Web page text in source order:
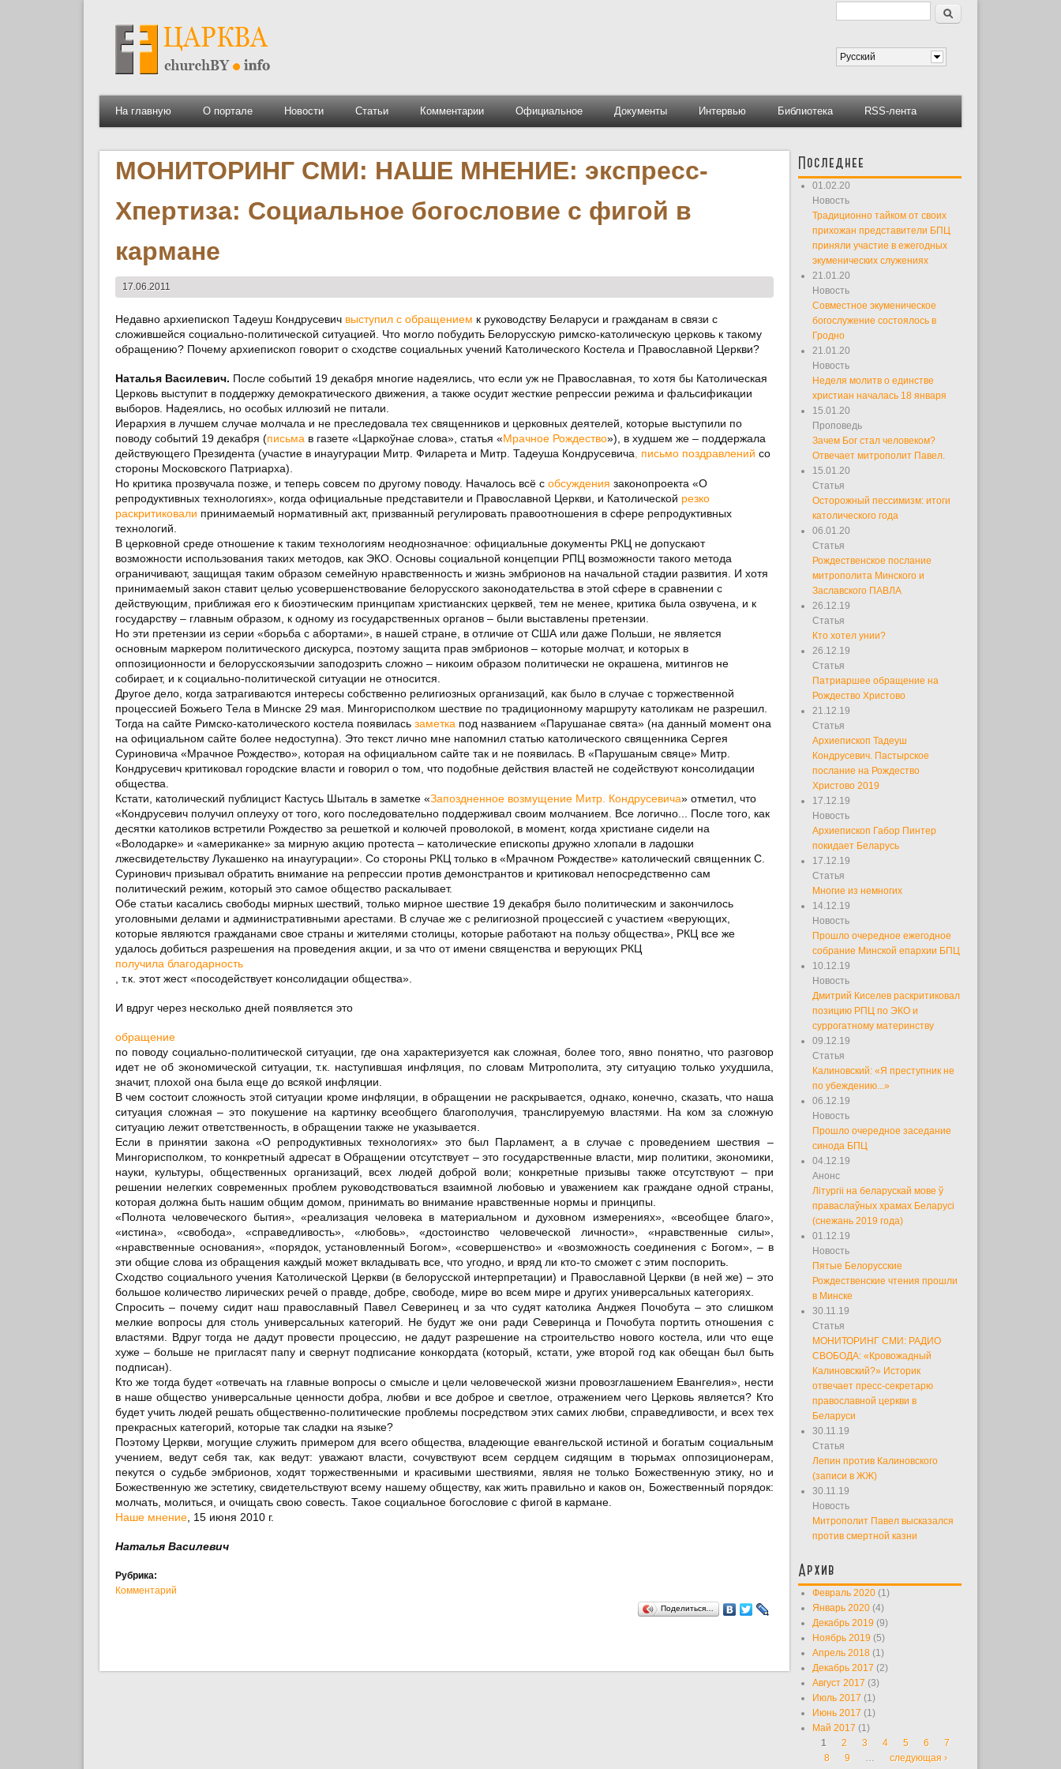
Форма поиска
Поиск
Русский
На главную О портале Новости Статьи Комментарии Официальное Документы Интервью Библиотека RSS-лента
МОНИТОРИНГ СМИ: НАШЕ МНЕНИЕ: экспресс-
Xпертиза: Социальное богословие с фигой в
кармане
17.06.2011
Недавно архиепископ Тадеуш Кондрусевич выступил с обращением к руководству Беларуси и гражданам в связи с
сложившейся социально-политической ситуацией. Что могло побудить Белорусскую римско-католическую церковь к такому
обращению? Почему архиепископ говорит о сходстве социальных учений Католического Костела и Православной Церкви?
Наталья Василевич. После событий 19 декабря многие надеялись, что если уж не Православная, то хотя бы Католическая
Церковь выступит в поддержку демократического движения, а также осудит жесткие репрессии режима и фальсификации
выборов. Надеялись, но особых иллюзий не питали.
Иерархия в лучшем случае молчала и не преследовала тех священников и церковных деятелей, которые выступили по
поводу событий 19 декабря (письма в газете «Царкоўнае слова», статья «Мрачное Рождество»), в худшем же – поддержала
действующего Президента (участие в инаугурации Митр. Филарета и Митр. Тадеуша Кондрусевича , письмо поздравлений со
стороны Московского Патриарха).
Но критика прозвучала позже, и теперь совсем по другому поводу. Началось всё с обсуждения законопроекта «О
репродуктивных технологиях», когда официальные представители и Православной Церкви, и Католической резко
раскритиковали принимаемый нормативный акт, призванный регулировать правоотношения в сфере репродуктивных
технологий.
В церковной среде отношение к таким технологиям неоднозначное: официальные документы РКЦ не допускают
возможности использования таких методов, как ЭКО. Основы социальной концепции РПЦ возможности такого метода
ограничивают, защищая таким образом семейную нравственность и жизнь эмбрионов на начальной стадии развития. И хотя
принимаемый закон ставит целью усовершенствование белорусского законодательства в этой сфере в сравнении с
действующим, приближая его к биоэтическим принципам христианских церквей, тем не менее, критика была озвучена, и к
государству – главным образом, к одному из государственных органов – были выставлены претензии.
Но эти претензии из серии «борьба с абортами», в нашей стране, в отличие от США или даже Польши, не является
основным маркером политического дискурса, поэтому защита прав эмбрионов – которые молчат, и которых в
оппозиционности и белорусскоязычии заподозрить сложно – никоим образом политически не окрашена, митингов не
собирает, и к социально-политической ситуации не относится.
Другое дело, когда затрагиваются интересы собственно религиозных организаций, как было в случае с торжественной
процессией Божьего Тела в Минске 29 мая. Мингорисполком шествие по традиционному маршруту католикам не разрешил.
Тогда на сайте Римско-католического костела появилась заметка под названием «Парушанае свята» (на данный момент она
на официальном сайте более недоступна). Это текст лично мне напомнил статью католического священника Сергея
Суриновича «Мрачное Рождество», которая на официальном сайте так и не появилась. В «Парушаным свяце» Митр.
Кондрусевич критиковал городские власти и говорил о том, что подобные действия властей не содействуют консолидации
общества.
Кстати, католический публицист Кастусь Шыталь в заметке «Запоздненное возмущение Митр. Кондрусевича» отметил, что
«Кондрусевич получил оплеуху от того, кого последовательно поддерживал своим молчанием. Все логично... После того, как
десятки католиков встретили Рождество за решеткой и колючей проволокой, в момент, когда христиане сидели на
«Володарке» и «американке» за мирную акцию протеста – католические епископы дружно хлопали в ладошки
лжесвидетельству Лукашенко на инаугурации». Со стороны РКЦ только в «Мрачном Рождестве» католический священник С.
Суринович призывал обратить внимание на репрессии против демонстрантов и критиковал непосредственно сам
политический режим, который это самое общество раскалывает.
Обе статьи касались свободы мирных шествий, только мирное шествие 19 декабря было политическим и закончилось
уголовными делами и административными арестами. В случае же с религиозной процессией с участием «верующих,
которые являются гражданами свое страны и жителями столицы, которые работают на пользу общества», РКЦ все же
удалось добиться разрешения на проведения акции, и за что от имени священства и верующих РКЦ
получила благодарность
, т.к. этот жест «посодействует консолидации общества».
И вдруг через несколько дней появляется это
обращение
по поводу социально-политической ситуации, где она характеризуется как сложная, более того, явно понятно, что разговор
идет не об экономической ситуации, т.к. наступившая инфляция, по словам Митрополита, эту ситуацию только ухудшила,
значит, плохой она была еще до всякой инфляции.
В чем состоит сложность этой ситуации кроме инфляции, в обращении не раскрывается, однако, конечно, сказать, что наша
ситуация сложная – это покушение на картинку всеобщего благополучия, транслируемую властями. На ком за сложную
ситуацию лежит ответственность, в обращении также не указывается.
Если в принятии закона «О репродуктивных технологиях» это был Парламент, а в случае с проведением шествия –
Мингорисполком, то конкретный адресат в Обращении отсутствует – это государственные власти, мир политики, экономики,
науки, культуры, общественных организаций, всех людей доброй воли; конкретные призывы также отсутствуют – при
решении нелегких современных проблем руководствоваться взаимной любовью и уважением как граждане одной страны,
которая должна быть нашим общим домом, принимать во внимание нравственные нормы и принципы.
«Полнота человеческого бытия», «реализация человека в материальном и духовном измерениях», «всеобщее благо»,
«истина», «свобода», «справедливость», «любовь», «достоинство человеческой личности», «нравственные силы»,
«нравственные основания», «порядок, установленный Богом», «совершенство» и «возможность соединения с Богом», – в
эти общие слова из обращения каждый может вкладывать все, что угодно, и вряд ли кто-то сможет с этим поспорить.
Сходство социального учения Католической Церкви (в белорусской интерпретации) и Православной Церкви (в ней же) – это
большое количество лирических речей о правде, добре, свободе, мире во всем мире и других универсальных категориях.
Спросить – почему сидит наш православный Павел Северинец и за что судят католика Анджея Почобута – это слишком
мелкие вопросы для столь универсальных категорий. Не будут же они ради Северинца и Почобута портить отношения с
властями. Вдруг тогда не дадут провести процессию, не дадут разрешение на строительство нового костела, или что еще
хуже – больше не пригласят папу и свернут подписание конкордата (который, кстати, уже второй год как обещан был быть
подписан).
Кто же тогда будет «отвечать на главные вопросы о смысле и цели человеческой жизни провозглашением Евангелия», нести
в наше общество универсальные ценности добра, любви и все доброе и светлое, отражением чего Церковь является? Кто
будет учить людей решать общественно-политические проблемы посредством этих самих любви, справедливости, и всех тех
прекрасных категорий, которые так сладки на языке?
Поэтому Церкви, могущие служить примером для всего общества, владеющие евангельской истиной и богатым социальным
учением, ведут себя так, как ведут: уважают власти, сочувствуют всем сердцем сидящим в тюрьмах оппозиционерам,
пекутся о судьбе эмбрионов, ходят торжественными и красивыми шествиями, являя не только Божественную этику, но и
Божественную же эстетику, свидетельствуют всему нашему обществу, как жить правильно и каков он, Божественный порядок:
молчать, молиться, и очищать свою совесть. Такое социальное богословие с фигой в кармане.
Наше мнение, 15 июня 2010 г.
Наталья Василевич
Рубрика:
Комментарий
Поделиться…
Последнее
01.02.20
Новость
Традиционно тайком от своих
прихожан представители БПЦ
приняли участие в ежегодных
экуменических служениях
21.01.20
Новость
Совместное экуменическое
богослужение состоялось в
Гродно
21.01.20
Новость
Неделя молитв о единстве
христиан началась 18 января
15.01.20
Проповедь
Зачем Бог стал человеком?
Отвечает митрополит Павел.
15.01.20
Статья
Осторожный пессимизм: итоги
католического года
06.01.20
Статья
Рождественское послание
митрополита Минского и
Заславского ПАВЛА
26.12.19
Статья
Кто хотел унии?
26.12.19
Статья
Патриаршее обращение на
Рождество Христово
21.12.19
Статья
Архиепископ Тадеуш
Кондрусевич. Пастырское
послание на Рождество
Христово 2019
17.12.19
Новость
Архиепископ Габор Пинтер
покидает Беларусь
17.12.19
Статья
Многие из немногих
14.12.19
Новость
Прошло очередное ежегодное
собрание Минской епархии БПЦ
10.12.19
Новость
Дмитрий Киселев раскритиковал
позицию РПЦ по ЭКО и
суррогатному материнству
09.12.19
Статья
Калиновский: «Я преступник не
по убеждению...»
06.12.19
Новость
Прошло очередное заседание
синода БПЦ
04.12.19
Анонс
Літургіі на беларускай мове ў
праваслаўных храмах Беларусі
(снежань 2019 года)
01.12.19
Новость
Пятые Белорусские
Рождественские чтения прошли
в Минске
30.11.19
Статья
МОНИТОРИНГ СМИ: РАДИО
СВОБОДА: «Кровожадный
Калиновский?» Историк
отвечает пресс-секретарю
православной церкви в
Беларуси
30.11.19
Статья
Лепин против Калиновского
(записи в ЖЖ)
30.11.19
Новость
Митрополит Павел высказался
против смертной казни
Архив
Февраль 2020 (1)
Январь 2020 (4)
Декабрь 2019 (9)
Ноябрь 2019 (5)
Апрель 2018 (1)
Декабрь 2017 (2)
Август 2017 (3)
Июль 2017 (1)
Июнь 2017 (1)
Май 2017 (1)
Страницы
1 2 3 4 5 6
7
8
9 …
следующая ›